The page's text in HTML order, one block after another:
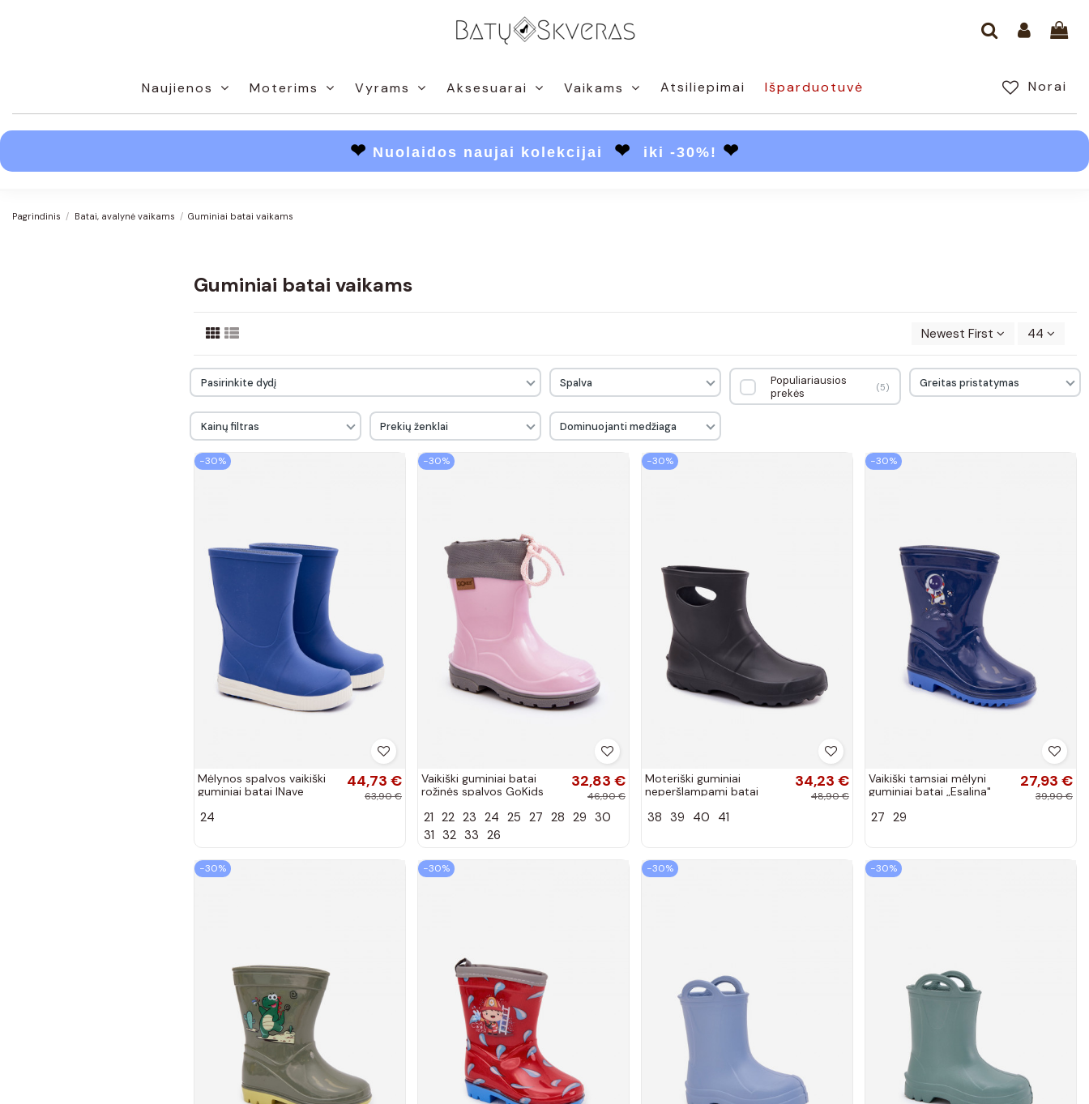
Naujienos Moterims Vyrams Aksesuarai Vaikams Atsiliepimai Norai
Išparduotuvė
❤ Nuolaidos naujai kolekcijai ❤ iki -30%! ❤
Pagrindinis Batai, avalynė vaikams Guminiai batai vaikams
Guminiai batai vaikams
Newest First 44
Pasirinkite dydį Spalva
Populiariausios
prekės
5 Greitas pristatymas
Kainų filtras Prekių ženklai Dominuojanti medžiaga
−30%
Mėlynos spalvos vaikiški
guminiai batai INave
44,73 €
63,90 €
24
−30%
Vaikiški guminiai batai
rožinės spalvos GoKids
32,83 €
46,90 €
21 22 23 24 25 27 28 29 30
31 32 33 26
−30%
Moteriški guminiai
neperšlampami batai
spalvos
34,23 €
48,90 €
38 39 40 41
−30%
Vaikiški tamsiai mėlyni
guminiai batai „Esalina"
27,93 €
39,90 €
27 29
−30% −30% −30% −30%